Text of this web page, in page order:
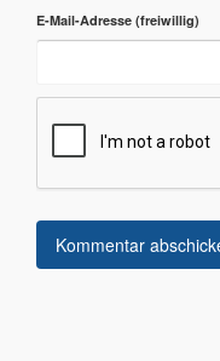
E-Mail-Adresse